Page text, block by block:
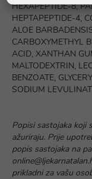
HEXAPEPTIDE-8,
HEPTAPEPTIDE-4,
ALOE
CARBOXYMETHYL
ACID, XANTHAN
MALTODEXTRIN,
BENZOATE,
SODIUM
Popisi sastojaka koji
ažuriraju. Prije
popis sastojaka na
prikladni za vašu